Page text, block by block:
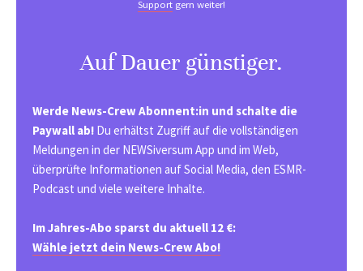
Support gern weiter!
Auf Dauer günstiger.
Werde News-Crew Abonnent:in und schalte die
Paywall ab! Du erhältst Zugriff auf die vollständigen
Meldungen in der NEWSiversum App und im Web,
überprüfte Informationen auf Social Media, den ESMR-
Podcast und viele weitere Inhalte.
Im Jahres-Abo sparst du aktuell 12 €:
Wähle jetzt dein News-Crew Abo!